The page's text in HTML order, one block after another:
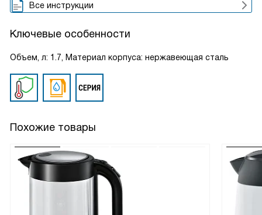
Все инструкции
Ключевые особенности
Объем, л: 1.7, Материал корпуса: нержавеющая сталь
Похожие товары